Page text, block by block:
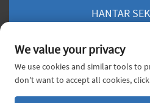
HANTAR
We value your privacy
We use cookies and similar tools to
don't want to accept all cookies,